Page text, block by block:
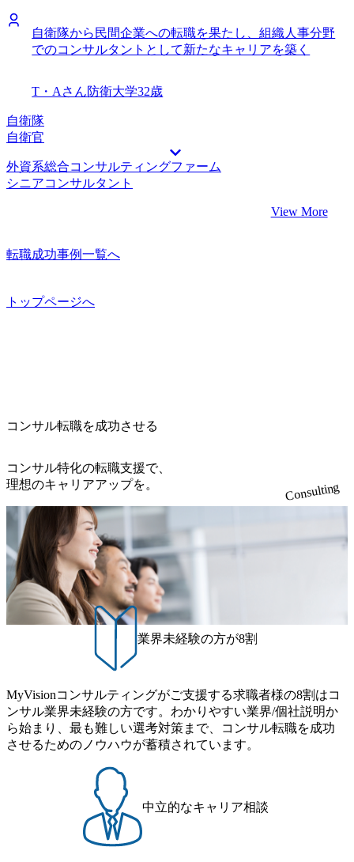
自衛隊から民間企業への転職を果たし、組織人事分野
でのコンサルタントとして新たなキャリアを築く
T・Aさん防衛大学32歳
自衛隊
自衛官
外資系総合コンサルティングファーム
シニアコンサルタント
View More
転職成功事例一覧へ
トップページへ
コンサル転職を成功させる
コンサル特化の転職支援で、
理想のキャリアアップを。
Consulting
業界未経験の方が8割
MyVisionコンサルティングがご支援する求職者様の8割はコ
ンサル業界未経験の方です。わかりやすい業界/個社説明か
ら始まり、最も難しい選考対策まで、コンサル転職を成功
させるためのノウハウが蓄積されています。
中立的なキャリア相談